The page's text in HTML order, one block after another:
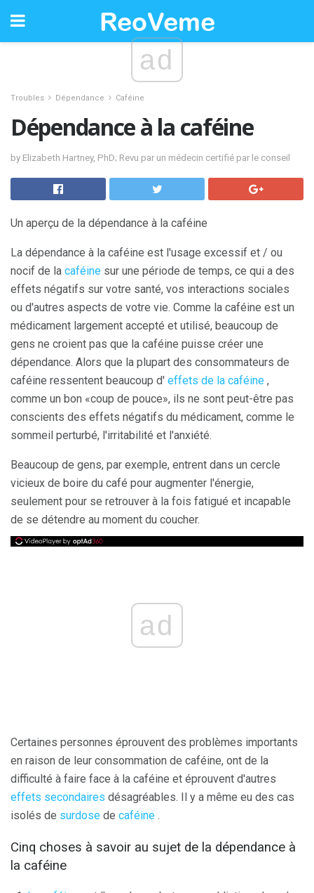
ad
Troubles Dépendance Caféine
Dépendance à la caféine
by Elizabeth Hartney, PhD; Revu par un médecin certifié par le conseil
Un aperçu de la dépendance à la caféine
La dépendance à la caféine est l'usage excessif et / ou
nocif de la caféine sur une période de temps, ce qui a des
effets négatifs sur votre santé, vos interactions sociales
ou d'autres aspects de votre vie. Comme la caféine est un
médicament largement accepté et utilisé, beaucoup de
gens ne croient pas que la caféine puisse créer une
dépendance. Alors que la plupart des consommateurs de
caféine ressentent beaucoup d' effets de la caféine ,
comme un bon «coup de pouce», ils ne sont peut-être pas
conscients des effets négatifs du médicament, comme le
sommeil perturbé, l'irritabilité et l'anxiété.
Beaucoup de gens, par exemple, entrent dans un cercle
vicieux de boire du café pour augmenter l'énergie,
seulement pour se retrouver à la fois fatigué et incapable
de se détendre au moment du coucher.
ad
Certaines personnes éprouvent des problèmes importants
en raison de leur consommation de caféine, ont de la
difficulté à faire face à la caféine et éprouvent d'autres
effets secondaires désagréables. Il y a même eu des cas
isolés de surdose de caféine .
Cinq choses à savoir au sujet de la dépendance à
la caféine